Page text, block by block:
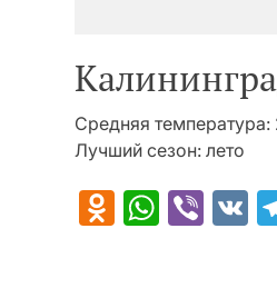
Средняя температура:
Лучший сезон: лето